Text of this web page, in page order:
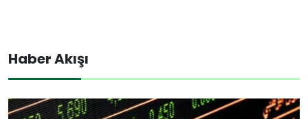
Haber Akışı